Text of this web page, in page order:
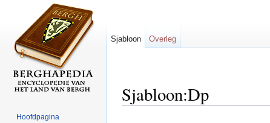
Sjabloon:Dp
Sjabloon Overleg
Hoofdpagina